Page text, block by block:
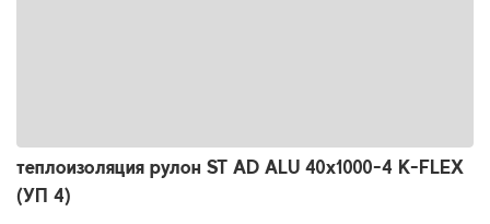
теплоизоляция рулон ST AD ALU 40x1000-4 K-FLEX
(УП 4)